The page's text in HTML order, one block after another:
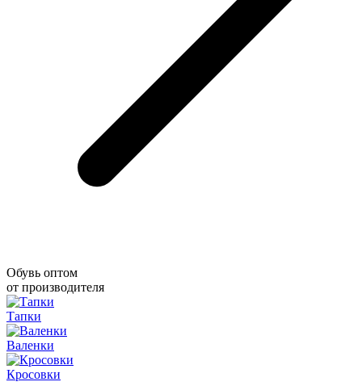
Обувь оптом
от производителя
Тапки
Валенки
Кросовки